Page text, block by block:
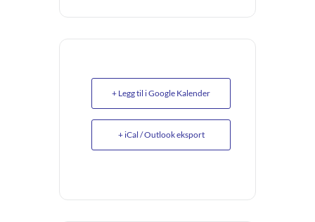
+ Legg til i Google Kalender
+ iCal / Outlook eksport